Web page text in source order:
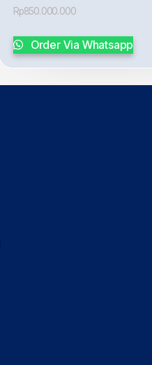
Rp850.000.000
Order Via Whatsapp